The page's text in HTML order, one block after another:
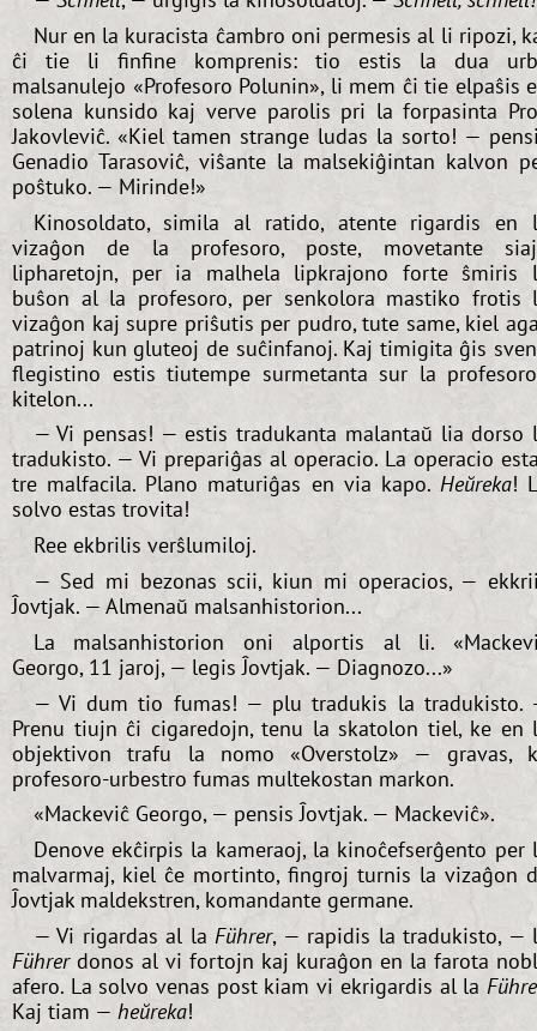
Nur en la kuracista ĉambro oni permesis al li ripozi,
ĉi tie li finfine komprenis: tio estis la dua
malsanulejo «Profesoro Polunin», li mem ĉi tie elpaŝis
solena kunsido kaj verve parolis pri la forpasinta
Jakovleviĉ. «Kiel tamen strange ludas la sorto! —
Genadio Tarasoviĉ, viŝante la malsekiĝintan kalvon
poŝtuko. — Mirinde!»
Kinosoldato, simila al ratido, atente rigardis en
vizaĝon de la profesoro, poste, movetante
lipharetojn, per ia malhela lipkrajono forte ŝmiris
buŝon al la profesoro, per senkolora mastiko frotis
vizaĝon kaj supre priŝutis per pudro, tute same, kiel
patrinoj kun gluteoj de suĉinfanoj. Kaj timigita ĝis
flegistino estis tiutempe surmetanta sur la
kitelon...
— Vi pensas! — estis tradukanta malantaŭ lia dorso
tradukisto. — Vi prepariĝas al operacio. La operacio
tre malfacila. Plano maturiĝas en via kapo. Heŭreka!
solvo estas trovita!
Ree ekbrilis verŝlumiloj.
— Sed mi bezonas scii, kiun mi operacios, —
Ĵovtjak. — Almenaŭ malsanhistorion...
La malsanhistorion oni alportis al li.
Georgo, 11 jaroj, — legis Ĵovtjak. — Diagnozo...»
— Vi dum tio fumas! — plu tradukis la tradukisto.
Prenu tiujn ĉi cigaredojn, tenu la skatolon tiel, ke en
objektivon trafu la nomo «Overstolz» — gravas,
profesoro-urbestro fumas multekostan markon.
«Mackeviĉ Georgo, — pensis Ĵovtjak. — Mackeviĉ».
Denove ekĉirpis la kameraoj, la kinoĉefserĝento per
malvarmaj, kiel ĉe mortinto, fingroj turnis la vizaĝon
Ĵovtjak maldekstren, komandante germane.
— Vi rigardas al laFührer, — rapidis la tradukisto, —
Führerdonos al vi fortojn kaj kuraĝon en la farota
afero. La solvo venas post kiam vi ekrigardis al la
Kaj tiam — heŭreka!